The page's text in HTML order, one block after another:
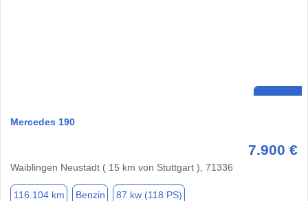
Mercedes 190
7.900 €
Waiblingen Neustadt ( 15 km von Stuttgart ), 71336
116.104 km Benzin 87 kw (118 PS)